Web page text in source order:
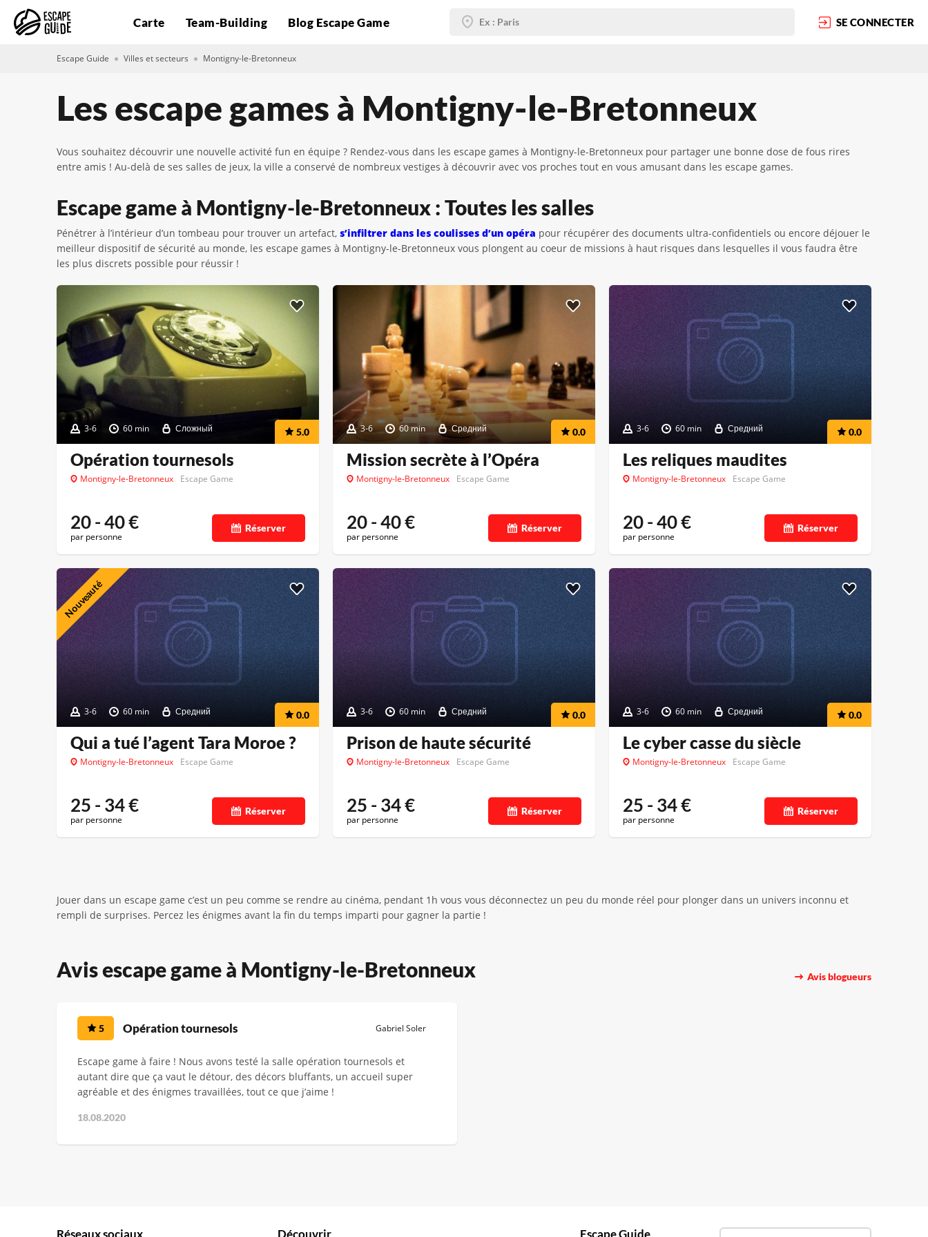
Carte Team-Building Blog Escape Game SE CONNECTER
Escape Guide Villes et secteurs Montigny-le-Bretonneux
Les escape games à Montigny-le-Bretonneux
Vous souhaitez découvrir une nouvelle activité fun en équipe ? Rendez-vous dans les escape games à Montigny-le-Bretonneux pour partager une bonne dose de fous rires
entre amis ! Au-delà de ses salles de jeux, la ville a conservé de nombreux vestiges à découvrir avec vos proches tout en vous amusant dans les escape games.
Escape game à Montigny-le-Bretonneux : Toutes les salles
Pénétrer à l’intérieur d’un tombeau pour trouver un artefact, s’infiltrer dans les coulisses d’un opéra pour récupérer des documents ultra-confidentiels ou encore déjouer le
meilleur dispositif de sécurité au monde, les escape games à Montigny-le-Bretonneux vous plongent au coeur de missions à haut risques dans lesquelles il vous faudra être
les plus discrets possible pour réussir !
3-6 60 min Сложный 5.0
Opération tournesols
Montigny-le-Bretonneux Escape Game
20 - 40€
par personne
Réserver
3-6 60 min Средний 0.0
Mission secrète à l’Opéra
Montigny-le-Bretonneux Escape Game
20 - 40€
par personne
Réserver
3-6 60 min Средний 0.0
Les reliques maudites
Montigny-le-Bretonneux Escape Game
20 - 40€
par personne
Réserver
3-6 60 min Средний 0.0
Nouveauté
Qui a tué l’agent Tara Moroe ?
Montigny-le-Bretonneux Escape Game
25 - 34€
par personne
Réserver
3-6 60 min Средний 0.0
Prison de haute sécurité
Montigny-le-Bretonneux Escape Game
25 - 34€
par personne
Réserver
3-6 60 min Средний 0.0
Le cyber casse du siècle
Montigny-le-Bretonneux Escape Game
25 - 34€
par personne
Réserver
Jouer dans un escape game c’est un peu comme se rendre au cinéma, pendant 1h vous vous déconnectez un peu du monde réel pour plonger dans un univers inconnu et
rempli de surprises. Percez les énigmes avant la fin du temps imparti pour gagner la partie !
Avis escape game à Montigny-le-Bretonneux Avis blogueurs
5 Opération tournesols Gabriel Soler
Escape game à faire ! Nous avons testé la salle opération tournesols et
autant dire que ça vaut le détour, des décors bluffants, un accueil super
agréable et des énigmes travaillées, tout ce que j’aime !
18.08.2020
Réseaux sociaux Découvrir Escape Guide